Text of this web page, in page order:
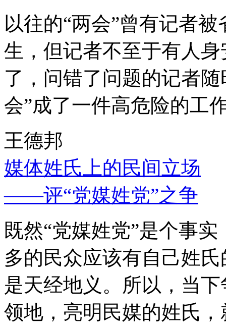
以往的“两会”曾有记者
生，但记者不至于有人
了，问错了问题的记者
会”成了一件高危险的工
王德邦
媒体姓氏上的民间立场
——评“党媒姓党”之争
既然“党媒姓党”是个事
多的民众应该有自己姓
是天经地义。所以，当
领地，亮明民媒的姓氏